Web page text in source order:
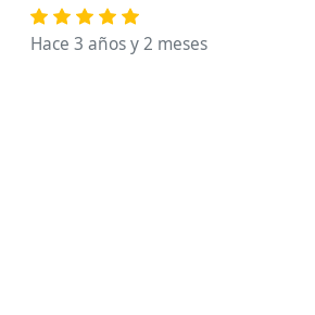
Hace 3 años y 2 meses